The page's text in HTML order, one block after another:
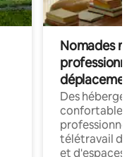
Nomades
déplacement
Des
confortables
professionnels
télétravail
et d'espaces